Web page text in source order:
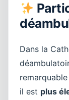
Dans la
remarquable
il est plus